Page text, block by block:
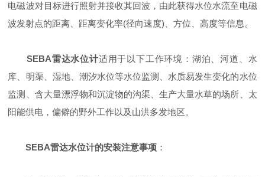
电磁波对目标进行照射并接收其回波，由此获得水位水流至电磁
波发射点的距离、距离变化率(径向速度)、方位、高度等信息。
SEBA雷达水位计适用于以下工作环境：湖泊、河道、水
库、明渠、湿地、潮汐水位等水位监测、水质易发生变化的水位
监测、含大量漂浮物和沉淀物的沟渠、生产大量水草的场所、太
阳能供电，偏僻的野外工作以及山洪多发地区。
SEBA雷达水位计的安装注意事项 ：